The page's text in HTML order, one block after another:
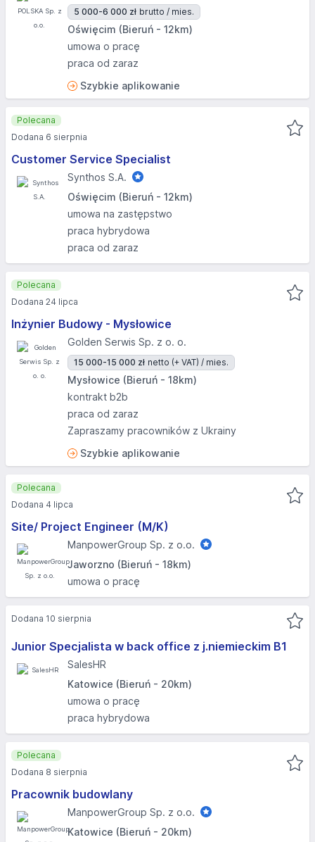
5 000-6 000 zł brutto / mies.
Oświęcim (Bieruń - 12km)
umowa o pracę
praca od zaraz
Szybkie aplikowanie
Customer Service Specialist
Synthos S.A.
Oświęcim (Bieruń - 12km)
umowa na zastępstwo
praca hybrydowa
praca od zaraz
Polecana
Dodana 6 sierpnia
Inżynier Budowy - Mysłowice
Golden Serwis Sp. z o. o.
15 000-15 000 zł netto (+ VAT) / mies.
Mysłowice (Bieruń - 18km)
kontrakt b2b
praca od zaraz
Zapraszamy pracowników z Ukrainy
Szybkie aplikowanie
Polecana
Dodana 24 lipca
Site/ Project Engineer (M/K)
ManpowerGroup Sp. z o.o.
Jaworzno (Bieruń - 18km)
umowa o pracę
Polecana
Dodana 4 lipca
Junior Specjalista w back office z j.niemieckim B1
SalesHR
Katowice (Bieruń - 20km)
umowa o pracę
praca hybrydowa
Dodana 10 sierpnia
Pracownik budowlany
ManpowerGroup Sp. z o.o.
Katowice (Bieruń - 20km)
Polecana
Dodana 8 sierpnia